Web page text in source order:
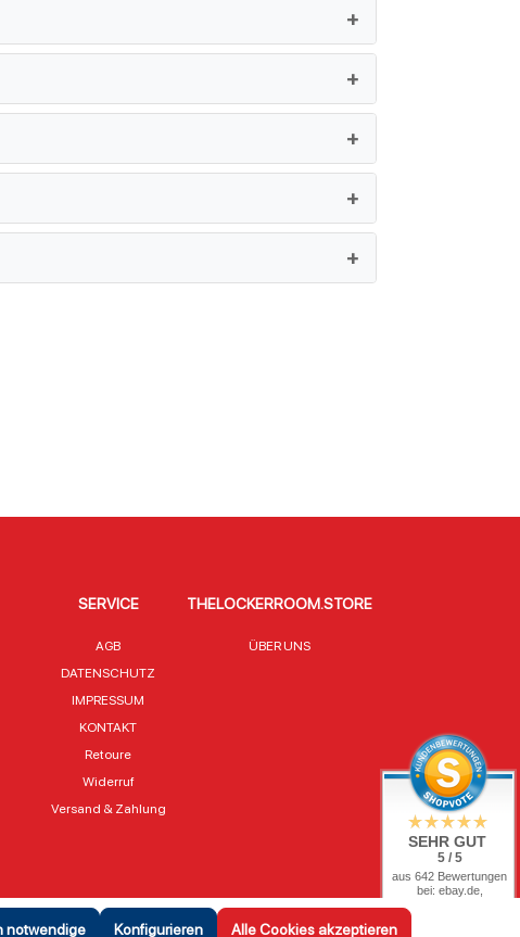
SERVICE
AGB
DATENSCHUTZ
IMPRESSUM
KONTAKT
Retoure
Widerruf
Versand & Zahlung
THELOCKERROOM.STORE
ÜBER UNS
notwendige Konfigurieren Alle Cookies akzeptieren
SEHR GUT
5 / 5
aus 642 Bewertungen
bei: ebay.de,